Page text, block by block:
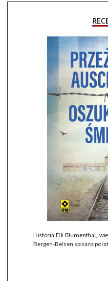
Historia Elli Blumenthal,
Bergen-Belsen spisana po